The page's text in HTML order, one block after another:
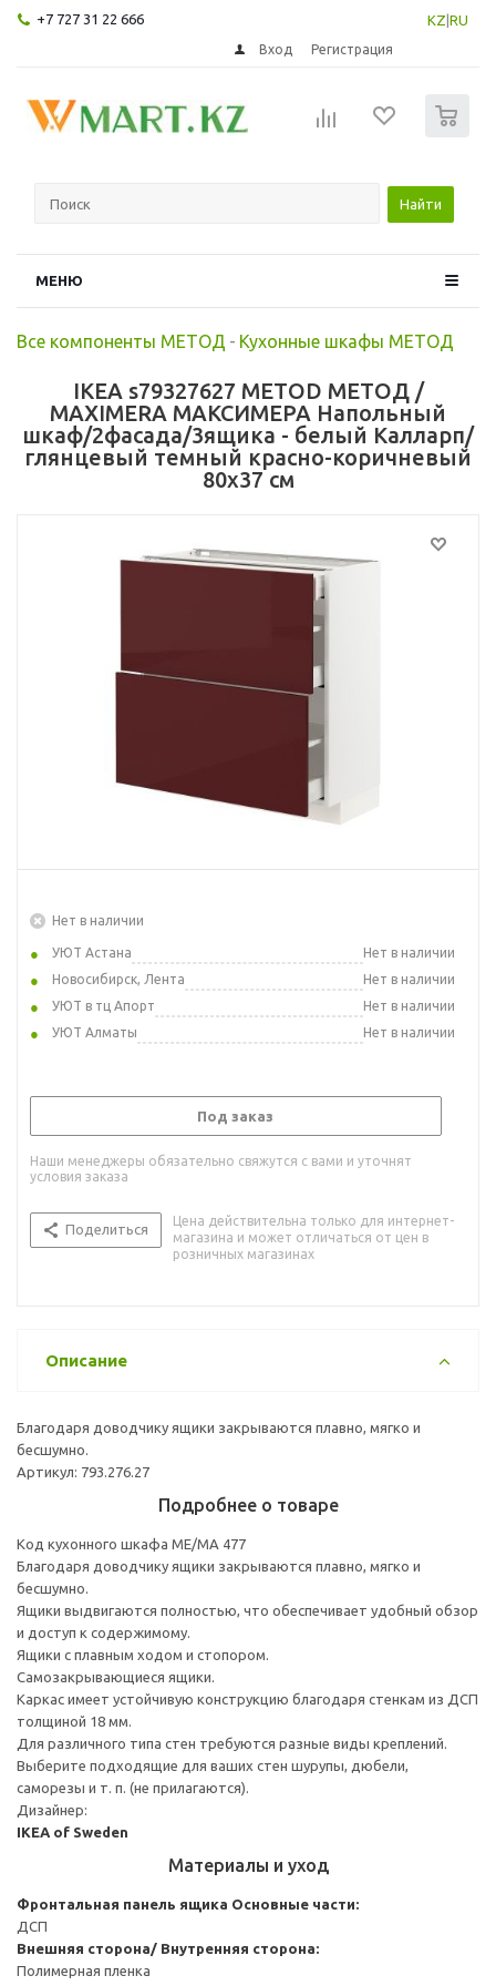
+7 727 31 22 666 KZ RU
Вход Регистрация
Найти
МЕНЮ
Все компоненты МЕТОД - Кухонные шкафы МЕТОД
IKEA s79327627 METOD МЕТОД /
MAXIMERA МАКСИМЕРА Напольный
шкаф/2фасада/3ящика - белый Калларп/
глянцевый темный красно-коричневый
80x37 см
Нет в наличии
УЮТ Астана
Нет в наличии
Новосибирск, Лента
Нет в наличии
УЮТ в тц Апорт
Нет в наличии
УЮТ Алматы
Нет в наличии
Под заказ
Наши менеджеры обязательно свяжутся с вами и уточнят
условия заказа
Поделиться
Цена действительна только для интернет-
магазина и может отличаться от цен в
розничных магазинах
Описание
Благодаря доводчику ящики закрываются плавно, мягко и
бесшумно.
Артикул: 793.276.27
Подробнее о товаре
Код кухонного шкафа ME/MA 477
Благодаря доводчику ящики закрываются плавно, мягко и
бесшумно.
Ящики выдвигаются полностью, что обеспечивает удобный обзор
и доступ к содержимому.
Ящики с плавным ходом и стопором.
Самозакрывающиеся ящики.
Каркас имеет устойчивую конструкцию благодаря стенкам из ДСП
толщиной 18 мм.
Для различного типа стен требуются разные виды креплений.
Выберите подходящие для ваших стен шурупы, дюбели,
саморезы и т. п. (не прилагаются).
Дизайнер:
IKEA of Sweden
Материалы и уход
Фронтальная панель ящика Основные части:
ДСП
Внешняя сторона/ Внутренняя сторона:
Полимерная пленка